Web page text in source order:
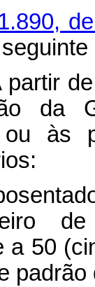
partir
da
ou às
a 50
padrão